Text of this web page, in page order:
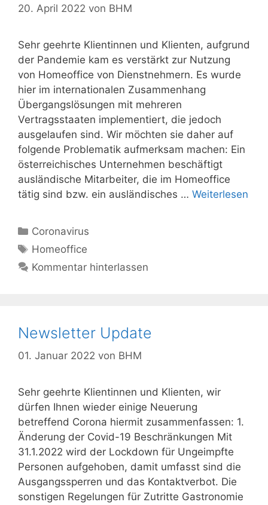
20. April 2022 von BHM
Sehr geehrte Klientinnen und Klienten, aufgrund
der Pandemie kam es verstärkt zur Nutzung
von Homeoffice von Dienstnehmern. Es wurde
hier im internationalen Zusammenhang
Übergangslösungen mit mehreren
Vertragsstaaten implementiert, die jedoch
ausgelaufen sind. Wir möchten sie daher auf
folgende Problematik aufmerksam machen: Ein
österreichisches Unternehmen beschäftigt
ausländische Mitarbeiter, die im Homeoffice
tätig sind bzw. ein ausländisches … Weiterlesen
Kategorien
Coronavirus
Schlagwörter
Homeoffice
Kommentar hinterlassen
Newsletter Update
01. Januar 2022 von BHM
Sehr geehrte Klientinnen und Klienten, wir
dürfen Ihnen wieder einige Neuerung
betreffend Corona hiermit zusammenfassen: 1.
Änderung der Covid-19 Beschränkungen Mit
31.1.2022 wird der Lockdown für Ungeimpfte
Personen aufgehoben, damit umfasst sind die
Ausgangssperren und das Kontaktverbot. Die
sonstigen Regelungen für Zutritte Gastronomie